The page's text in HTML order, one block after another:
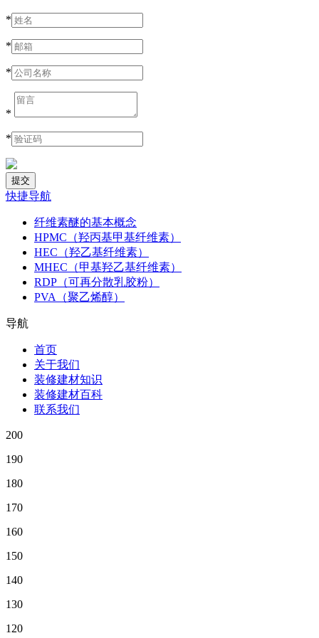
*
*
*
*
*
快捷导航
纤维素醚的基本概念
HPMC（羟丙基甲基纤维素）
HEC（羟乙基纤维素）
MHEC（甲基羟乙基纤维素）
RDP（可再分散乳胶粉）
PVA（聚乙烯醇）
导航
首页
关于我们
装修建材知识
装修建材百科
联系我们
200
190
180
170
160
150
140
130
120